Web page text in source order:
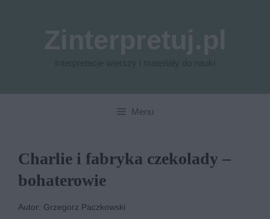
Menu
Charlie i fabryka czekolady –
bohaterowie
Autor: Grzegorz Paczkowski